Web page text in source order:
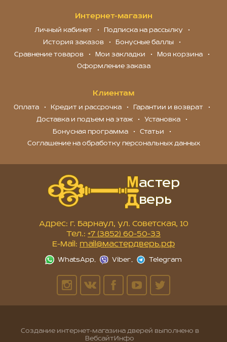
Интернет-магазин
Личный кабинет
Подписка на рассылку
История заказов
Бонусные баллы
Сравнение товаров
Мои закладки
Моя корзина
Оформление заказа
Клиентам
Оплата Кредит и рассрочка
Гарантии и возврат
Доставка и подъем на этаж
Установка
Бонусная программа
Статьи
Соглашение на обработку персональных данных
Адрес: г. Барнаул, ул. Советская, 10
Тел.: +7 (3852) 60-50-33
E-Mail: mail@мастердверь.рф
Создание интернет-магазина дверей выполнено в
ВебсайтИнфо